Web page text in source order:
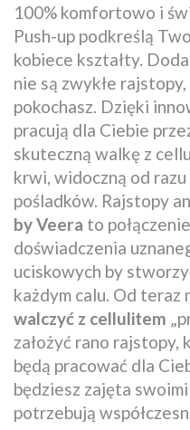
100% komfortowo i
Push-up podkreślą
kobiece kształty.
nie są zwykłe
pokochasz. Dzięki
pracują dla Ciebie
skuteczną walkę z
krwi, widoczną od
pośladków. Rajstopy
by Veera to
doświadczenia
uciskowych by
każdym calu. Od teraz
walczyć z cellulitem
założyć rano rajstopy,
będą pracować dla
będziesz zajęta
potrzebują